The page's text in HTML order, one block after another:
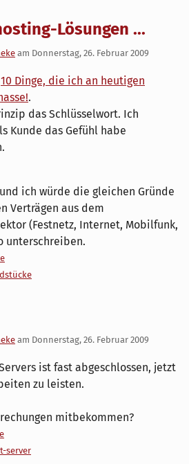
Lösungen ...
am Donnerstag, 26. Februar 2009
10 Dinge, die ich an heutigen
.
das Schlüsselwort. Ich
Kunde das Gefühl habe
ich würde die gleichen Gründe
Verträgen aus dem
(Festnetz, Internet, Mobilfunk,
unterschreiben.
am Donnerstag, 26. Februar 2009
ist fast abgeschlossen, jetzt
zu leisten.
mitbekommen?
server